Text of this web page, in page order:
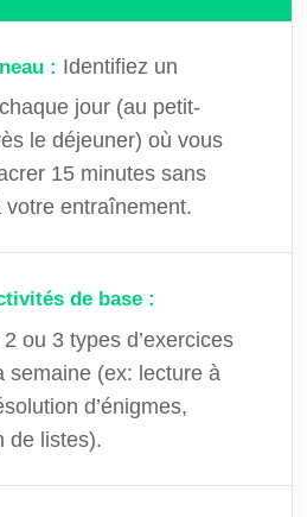
: Identifiez un
jour (au petit-
le déjeuner) où vous
15 minutes sans
votre entraînement.
de base :
ou 3 types d’exercices
semaine (ex: lecture à
d’énigmes,
de listes).